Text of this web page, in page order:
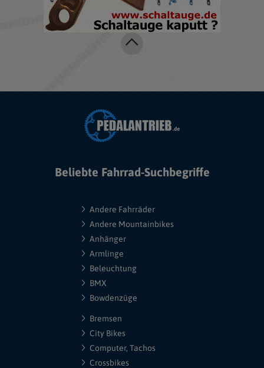
Beliebte Fahrrad-Suchbegriffe
Andere Fahrräder
Andere Mountainbikes
Anhänger
Armlinge
Beleuchtung
BMX
Bowdenzüge
Bremsen
City Bikes
Computer, Tachos
Crossbikes